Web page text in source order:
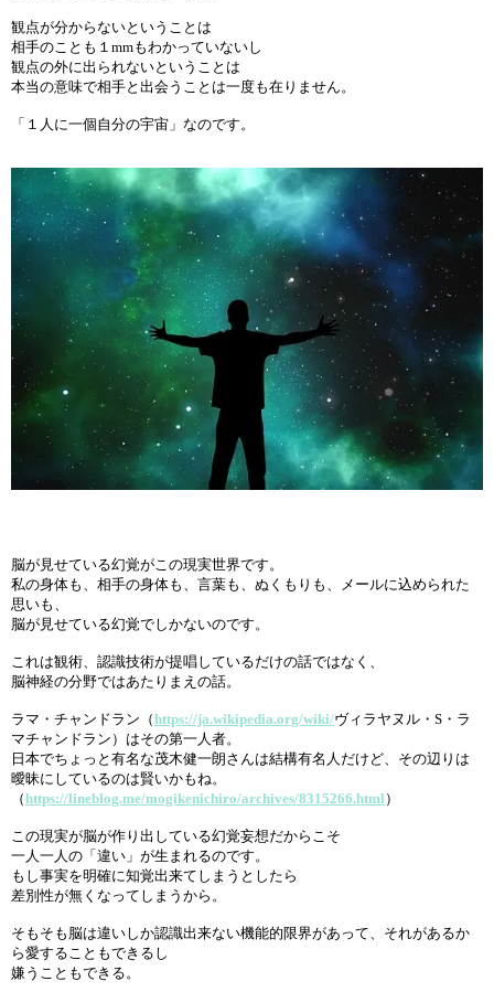
観点が分からないということは
相手のことも１mmもわかっていないし
観点の外に出られないということは
本当の意味で相手と出会うことは一度も在りません。
「１人に一個自分の宇宙」なのです。
脳が見せている幻覚がこの現実世界です。
私の身体も、相手の身体も、言葉も、ぬくもりも、メールに込められた
思いも、
脳が見せている幻覚でしかないのです。
これは観術、認識技術が提唱しているだけの話ではなく、
脳神経の分野ではあたりまえの話。
ラマ・チャンドラン（https://ja.wikipedia.org/wiki/ヴィラヤヌル・S・ラ
マチャンドラン）はその第一人者。
日本でちょっと有名な茂木健一朗さんは結構有名人だけど、その辺りは
曖昧にしているのは賢いかもね。
（https://lineblog.me/mogikenichiro/archives/8315266.html ）
この現実が脳が作り出している幻覚妄想だからこそ
一人一人の「違い」が生まれるのです。
もし事実を明確に知覚出来てしまうとしたら
差別性が無くなってしまうから。
そもそも脳は違いしか認識出来ない機能的限界があって、それがあるか
ら愛することもできるし
嫌うこともできる。